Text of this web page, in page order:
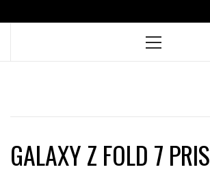
Primary
GALAXY Z FOLD 7 PRIS